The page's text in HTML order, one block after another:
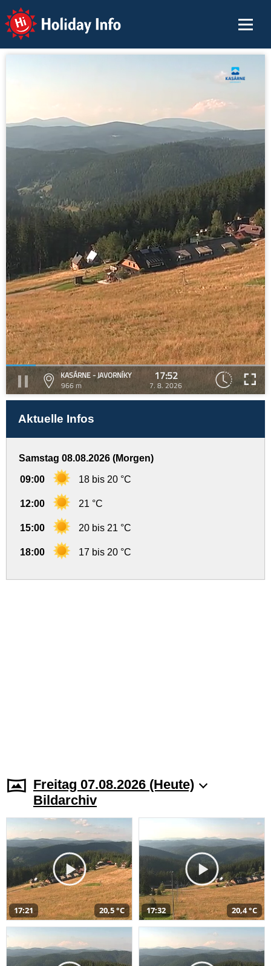
Holiday Info
KASÁRNE - JAVORNÍKY
966 m
17:52
7. 8. 2026
Aktuelle Infos
Samstag 08.08.2026 (Morgen)
09:00 18 bis 20 °C
12:00 21 °C
15:00 20 bis 21 °C
18:00 17 bis 20 °C
Freitag 07.08.2026 (Heute)
Bildarchiv
17:21 20,5 °C 17:32 20,4 °C